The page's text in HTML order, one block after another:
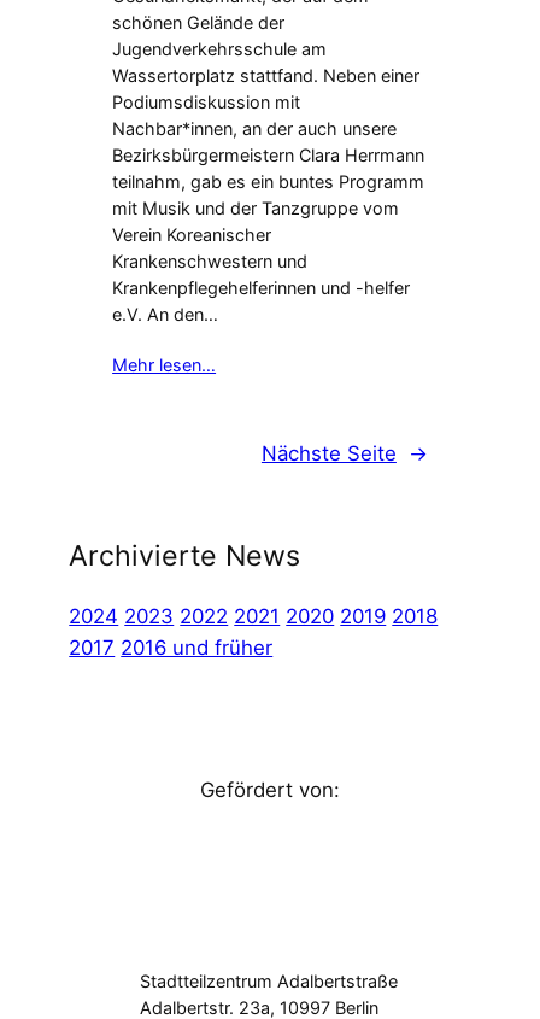
schönen Gelände der
Jugendverkehrsschule am
Wassertorplatz stattfand. Neben einer
Podiumsdiskussion mit
Nachbar*innen, an der auch unsere
Bezirksbürgermeistern Clara Herrmann
teilnahm, gab es ein buntes Programm
mit Musik und der Tanzgruppe vom
Verein Koreanischer
Krankenschwestern und
Krankenpflegehelferinnen und -helfer
e.V. An den…
Mehr lesen…
Nächste Seite →
Archivierte News
2024 2023 2022 2021 2020 2019 2018
2017 2016 und früher
Gefördert von:
Stadtteilzentrum Adalbertstraße
Adalbertstr. 23a, 10997 Berlin